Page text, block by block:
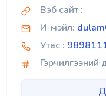
Вэб сайт :
И-мэйл:
Утас :
Гэрчилгээний